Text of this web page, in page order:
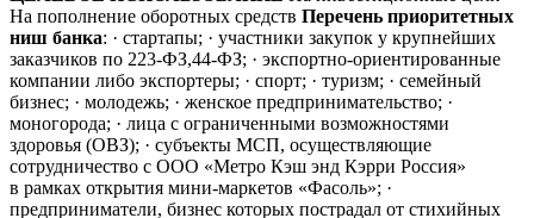
На пополнение оборотных средств Перечень приоритетных
ниш банка: · стартапы; · участники закупок у крупнейших
заказчиков по 223-ФЗ,44-ФЗ; · экспортно-ориентированные
компании либо экспортеры; · спорт; · туризм; · семейный
бизнес; · молодежь; · женское предпринимательство; ·
моногорода; · лица с ограниченными возможностями
здоровья (ОВЗ); · субъекты МСП, осуществляющие
сотрудничество с ООО «Метро Кэш энд Кэрри Россия»
в рамках открытия мини-маркетов «Фасоль»; ·
предприниматели, бизнес которых пострадал от стихийных